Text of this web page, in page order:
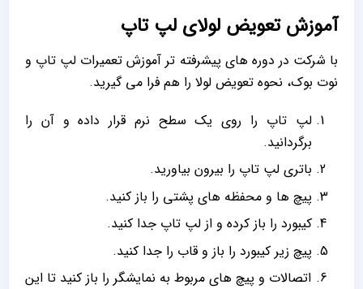
آموزش تعویض لولای لپ تاپ
با شرکت در دوره های پیشرفته تر آموزش تعمیرات لپ تاپ و
نوت بوک، نحوه تعویض لولا را هم فرا می گیرید.
لپ تاپ را روی یک سطح نرم قرار داده و آن را
برگردانید.
باتری لپ تاپ را بیرون بیاورید.
پیچ ها و محفظه های پشتی را باز کنید.
کیبورد را باز کرده و از لپ تاپ جدا کنید.
پیچ زیر کیبورد را باز و قاب را جدا کنید.
اتصالات و پیچ های مربوط به نمایشگر را باز کنید تا این